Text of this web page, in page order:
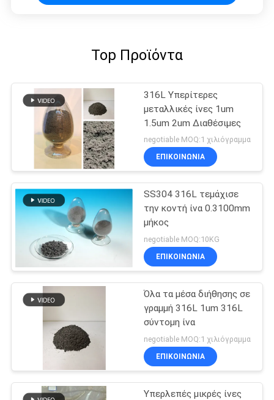
Top Προϊόντα
316L Υπερίτερες
μεταλλικές ίνες 1um
1.5um 2um Διαθέσιμες
negotiable MOQ:1 χιλιόγραμμα
ΕΠΙΚΟΙΝΩΝΙΑ
SS304 316L τεμάχισε
την κοντή ίνα 0.3100mm
μήκος
negotiable MOQ:10KG
ΕΠΙΚΟΙΝΩΝΙΑ
Όλα τα μέσα διήθησης σε
γραμμή 316L 1um 316L
σύντομη ίνα
negotiable MOQ:1 χιλιόγραμμα
ΕΠΙΚΟΙΝΩΝΙΑ
Υπερλεπές μικρές ίνες